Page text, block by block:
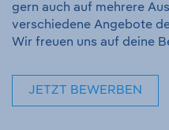
gern auch auf mehrere
verschiedene Angebote
Wir freuen uns auf deine
JETZT BEWERBEN